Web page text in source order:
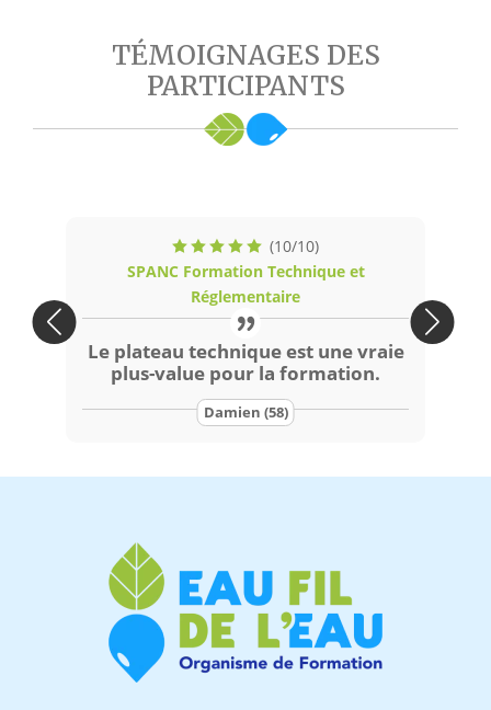
TÉMOIGNAGES DES
PARTICIPANTS
(10/10)
SPANC Formation Technique et
Réglementaire
Le plateau technique est une vraie
plus-value pour la formation.
L’expérience d’un terrassier de
métier est très appréciée
Damien (58)